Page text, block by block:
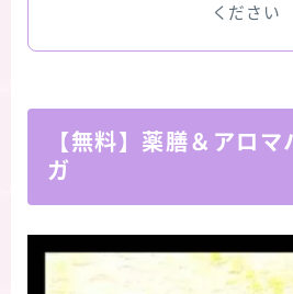
ください
【無料】薬膳＆アロマ
ガ